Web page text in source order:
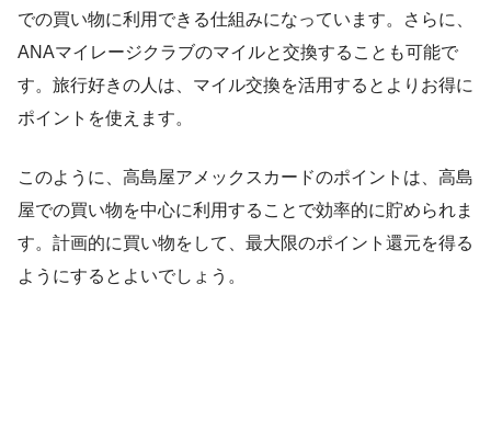
での買い物に利用できる仕組みになっています。さらに、
ANAマイレージクラブのマイルと交換することも可能で
す。旅行好きの人は、マイル交換を活用するとよりお得に
ポイントを使えます。
このように、高島屋アメックスカードのポイントは、高島
屋での買い物を中心に利用することで効率的に貯められま
す。計画的に買い物をして、最大限のポイント還元を得る
ようにするとよいでしょう。